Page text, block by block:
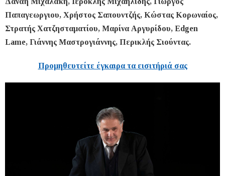
Παπαγεωργιου, Χρήστος Σαπουντζής, Κώστας Κορωναίος,
Στρατής Χατζησταματίου, Μαρίνα Αργυρίδου, Edgen
Lame, Γιάννης Μαστρογιάννης, Περικλής Σιούντας.
Προμηθευτείτε έγκαιρα τα εισιτήριά σας